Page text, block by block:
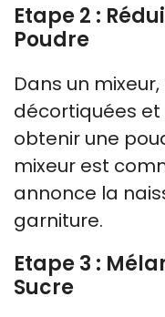
Etape 2 :
Poudre
Dans un
décortiquées et
obtenir une
mixeur est
annonce la
garniture.
Etape 3 :
Sucre